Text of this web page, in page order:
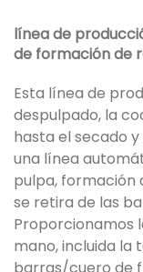
línea de
de formación de
Esta línea de
despulpado, la
hasta el secado
una línea
pulpa, formación
se retira de las
Proporcionamos
mano, incluida la
barras/cuero de